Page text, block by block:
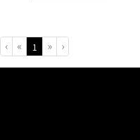
‹
«
1
»
›